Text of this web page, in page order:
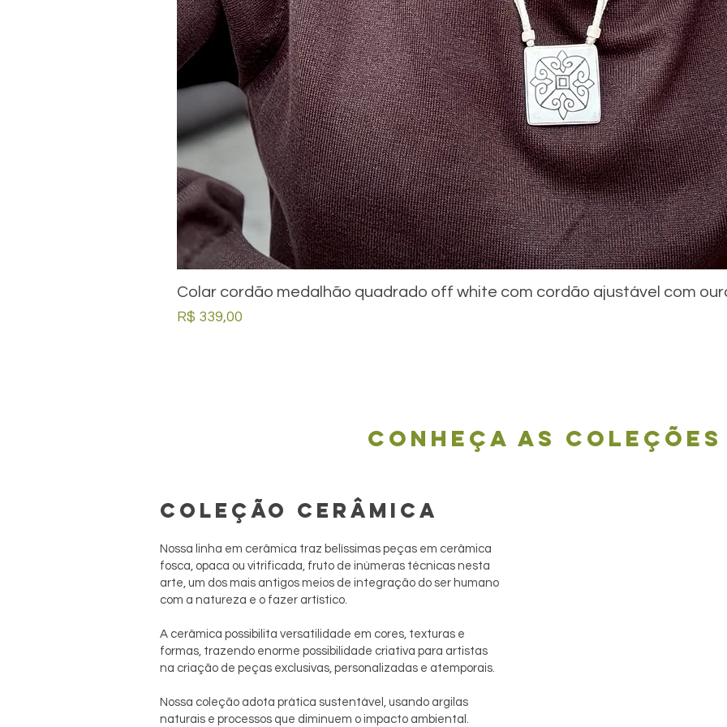
Visualização rápida
Colar cordão medalhão quadrado off white com cordão ajustável com
Preço
R$ 339,00
Conheça as coleções
COLEÇÃO CERÂMICA
Nossa linha em cerâmica traz belíssimas peças em cerâmica
fosca, opaca ou vitrificada, fruto de inúmeras técnicas nesta
arte, um dos mais antigos meios de integração do ser humano
com a natureza e o fazer artístico.
A cerâmica possibilita versatilidade em cores, texturas e
formas, trazendo enorme possibilidade criativa para artistas
na criação de peças exclusivas, personalizadas e atemporais.
Nossa coleção adota prática sustentável, usando argilas
naturais e processos que diminuem o impacto ambiental.